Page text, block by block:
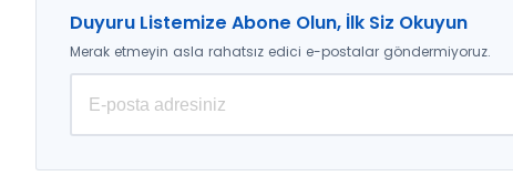
Duyuru Listemize Abone Olun, İlk Siz Okuyun
Merak etmeyin asla rahatsız edici e-postalar göndermiyoruz.